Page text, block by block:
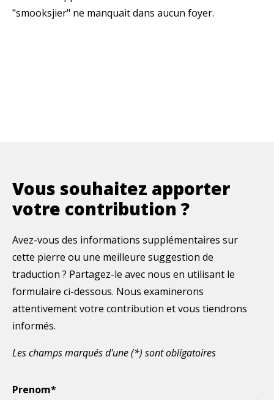
"smooksjier" ne manquait dans aucun foyer.
Vous souhaitez apporter
votre contribution ?
Avez-vous des informations supplémentaires sur
cette pierre ou une meilleure suggestion de
traduction ? Partagez-le avec nous en utilisant le
formulaire ci-dessous. Nous examinerons
attentivement votre contribution et vous tiendrons
informés.
Les champs marqués d'une (*) sont obligatoires
Prenom*